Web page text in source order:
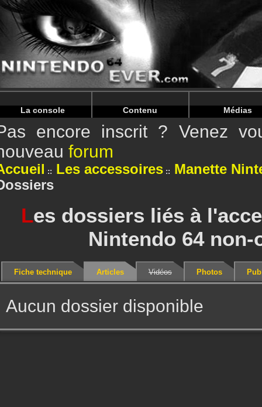
Warning: Undefined array key "HTTP_REFERER" in /
Warning: Undefined array key "HTTP_REFERER" in /
La console Contenu Médias
encore inscrit ? Venez
forum
Les accessoires
Manette
Les dossiers liés à
Nintendo 64
Fiche technique Articles Vidéos Photos
Aucun dossier disponible